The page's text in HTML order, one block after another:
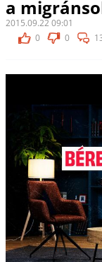
a
2015.09.22 09:01
0
0